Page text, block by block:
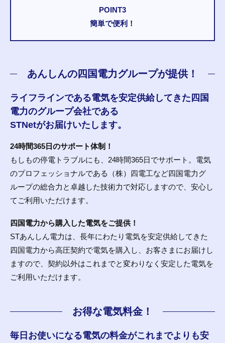
POINT3
簡単で便利！
あんしんの四国電力グループが提供！
ライフラインである電気を安定供給してきた四国
電力のグループ会社である
STNetがお届けいたします。
24時間365日のサポート体制！
もしもの停電トラブルにも、24時間365日でサポート。電気
のプロフェッショナルである（株）四電工など四国電力グ
ループの総合力と卓越した技術力で対応しますので、安心し
てご利用いただけます。
四国電力から購入した電気をご提供！
STあんしん電力は、長年にわたり電気を安定供給してきた
四国電力から高圧契約で電気を購入し、お客さまにお届けし
ますので、契約以外はこれまでと変わりなく安定した電気を
ご利用いただけます。
お得な電気料金！
毎日お使いになる電気の料金がこれまでよりも安